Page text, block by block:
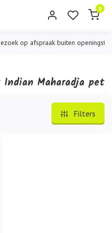
0
op afspraak buiten openingstijden
Maharadja pet
Filters